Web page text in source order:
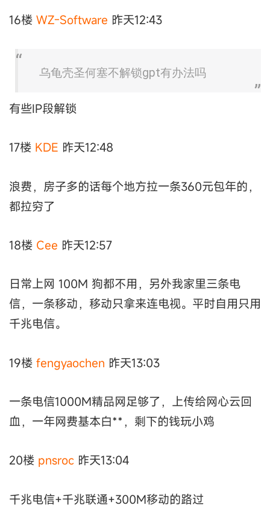
16楼 WZ-Software 昨天12:43
乌龟壳圣何塞不解锁gpt有办法吗
有些IP段解锁
17楼 KDE 昨天12:48
浪费，房子多的话每个地方拉一条360元包年的，
都拉穷了
18楼 Cee 昨天12:57
日常上网 100M 狗都不用，另外我家里三条电
信，一条移动，移动只拿来连电视。平时自用只用
千兆电信。
19楼 fengyaochen 昨天13:03
一条电信1000M精品网足够了，上传给网心云回
血，一年网费基本白**，剩下的钱玩小鸡
20楼 pnsroc 昨天13:04
千兆电信+千兆联通+300M移动的路过